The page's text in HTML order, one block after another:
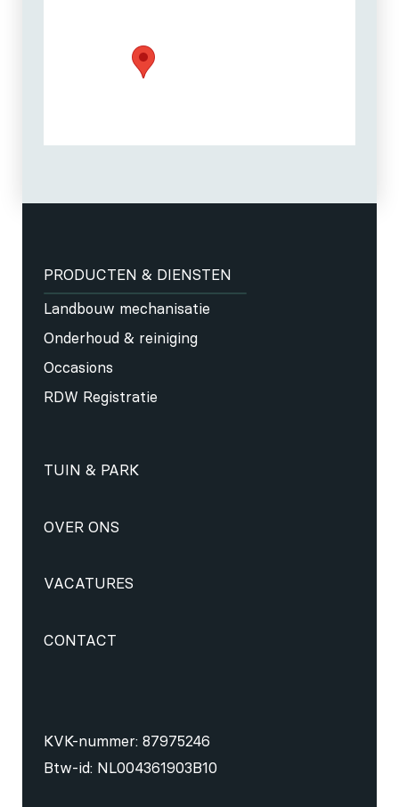
PRODUCTEN & DIENSTEN
Landbouw mechanisatie
Onderhoud & reiniging
Occasions
RDW Registratie
TUIN & PARK
OVER ONS
VACATURES
CONTACT
KVK-nummer: 87975246
Btw-id: NL004361903B10